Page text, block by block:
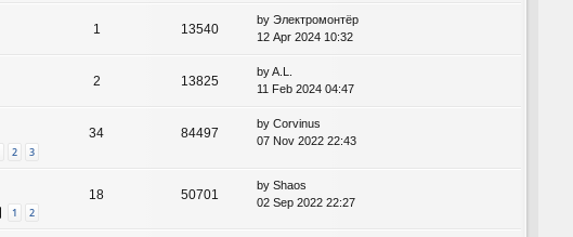
1 13540
by Электромонтёр
12 Apr 2024 10:32
2 13825
byA.L.
11 Feb 2024 04:47
2 3
34 84497
by Corvinus
07 Nov 2022 22:43
1 2
18 50701
by Shaos
02 Sep 2022 22:27